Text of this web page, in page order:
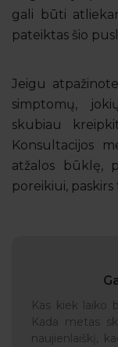
gali būti
pateiktas šio
Jeigu
simptomų,
skubiau
Konsultacijos
atžalos būklę,
poreikiui,
Kas kiek laiko
Kada metas
naujienlaiškį,